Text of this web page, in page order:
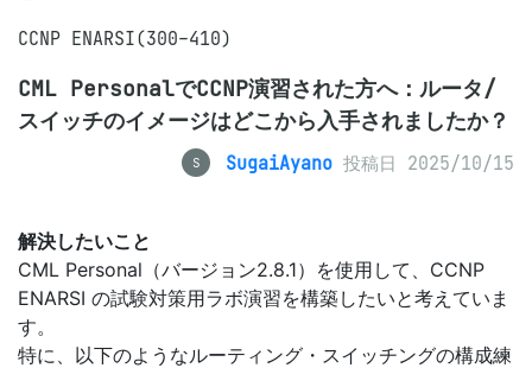
CCNP ENARSI(300-410)
CML PersonalでCCNP演習された方へ：ルータ/
スイッチのイメージはどこから入手されましたか？
S SugaiAyano 投稿日 2025/10/15
解決したいこと
CML Personal（バージョン2.8.1）を使用して、CCNP
ENARSI の試験対策用ラボ演習を構築したいと考えていま
す。
特に、以下のようなルーティング・スイッチングの構成練